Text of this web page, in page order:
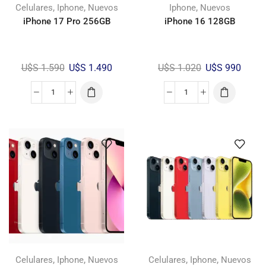
Celulares, Iphone, Nuevos
iPhone 17 Pro 256GB
U$S1.590 U$S 1.490
Iphone, Nuevos
iPhone 16 128GB
U$S1.020 U$S 990
Celulares, Iphone, Nuevos
Celulares, Iphone, Nuevos